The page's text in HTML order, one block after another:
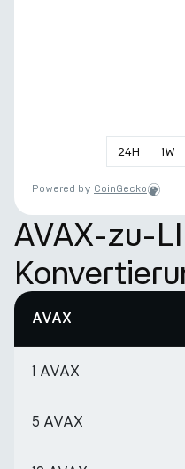
24H 1W
Powered by CoinGecko
AVAX-zu-
AVAX
1 AVAX
5 AVAX